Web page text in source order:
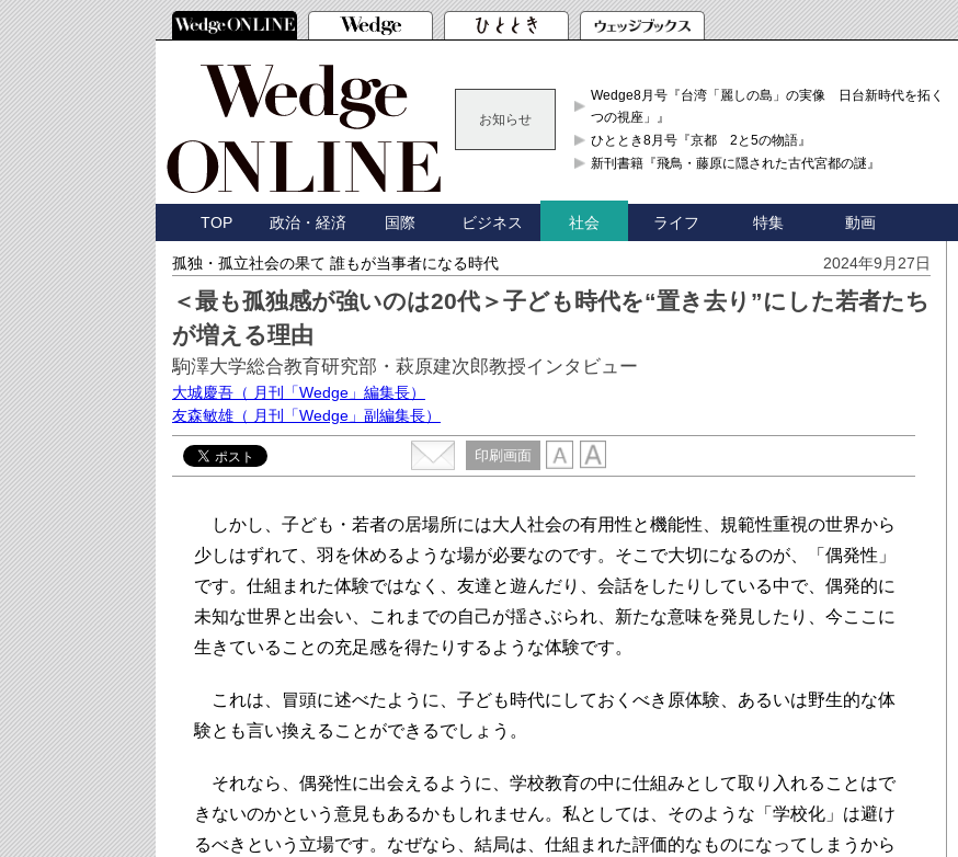
お知らせ
Wedge8月号『台湾「麗しの島」の実像 日台新時代を拓く「3
つの視座」』
ひととき8月号『京都 2と5の物語』
新刊書籍『飛鳥・藤原に隠された古代宮都の謎』
TOP 政治・経済 国際 ビジネス 社会 ライフ 特集 動画
孤独・孤立社会の果て 誰もが当事者になる時代 2024年9月27日
＜最も孤独感が強いのは20代＞子ども時代を“置き去り”にした若者たち
が増える理由
駒澤大学総合教育研究部・萩原建次郎教授インタビュー
大城慶吾 （ 月刊「Wedge」編集長）
友森敏雄 （ 月刊「Wedge」副編集長）
印刷画面
しかし、子ども・若者の居場所には大人社会の有用性と機能性、規範性重視の世界から
少しはずれて、羽を休めるような場が必要なのです。そこで大切になるのが、「偶発性」
です。仕組まれた体験ではなく、友達と遊んだり、会話をしたりしている中で、偶発的に
未知な世界と出会い、これまでの自己が揺さぶられ、新たな意味を発見したり、今ここに
生きていることの充足感を得たりするような体験です。
これは、冒頭に述べたように、子ども時代にしておくべき原体験、あるいは野生的な体
験とも言い換えることができるでしょう。
それなら、偶発性に出会えるように、学校教育の中に仕組みとして取り入れることはで
きないのかという意見もあるかもしれません。私としては、そのような「学校化」は避け
るべきという立場です。なぜなら、結局は、仕組まれた評価的なものになってしまうから